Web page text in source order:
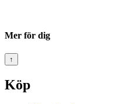
Mer för dig
↑
Köp